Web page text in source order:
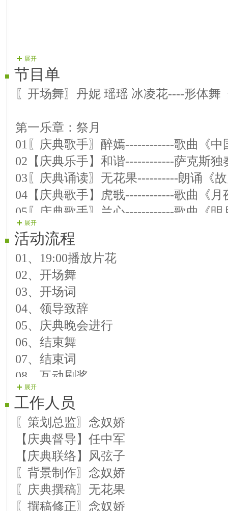
展开
节目单
〖开场舞〗丹妮 瑶瑶 冰凌花----形体舞
第一乐章：祭月
01〖庆典歌手〗醉嫣------------歌曲《中
02【庆典乐手】和谐------------萨克斯独
03〖庆典诵读〗无花果----------朗诵《
04【庆典歌手】虎戨------------歌曲《月
05〖庆典歌手〗兰心------------歌曲《明
第二乐章：赏月
06【庆典歌手】转身------------歌曲《十
07〖庆典歌手〗喵小美----------歌曲《
08【庆典乐手】琴律------------琵琶演奏
09〖庆典歌手〗缘梦------------歌曲《天
10〖庆典乐手〗知秋------------笛子独
第三乐章：拜月
11〖庆典歌手〗悠悠------------歌曲《走
12【庆典乐手】箫箫------------洞箫独奏
13〖庆典歌手〗亚女------------歌曲《月
14【庆典戏曲】咚咚------------京剧《
休要罗唣》
15〖庆典乐手〗心雨------------葫芦丝
第四乐章：追月
展开
活动流程
01、19:00播放片花
02、开场舞
03、开场词
04、领导致辞
05、庆典晚会进行
06、结束舞
07、结束词
08、互动刷奖
展开
工作人员
〖策划总监〗念奴娇
【庆典督导】任中军
【庆典联络】风弦子
〖背景制作〗念奴娇
〖庆典撰稿〗无花果
〖撰稿修正〗念奴娇